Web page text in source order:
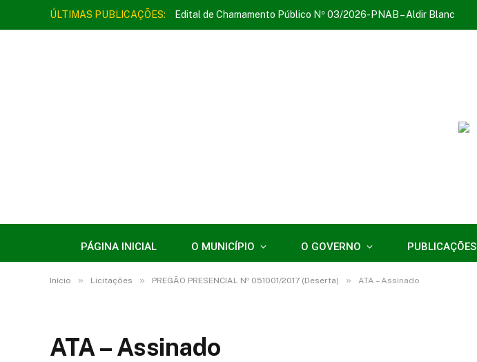
ÚLTIMAS PUBLICAÇÕES: Edital de Chamamento Público Nº 03/2026-PNAB – Aldir Blanc
PÁGINA INICIAL O MUNICÍPIO O GOVERNO PUBLICAÇÕES
Início » Licitações » PREGÃO PRESENCIAL Nº 051001/2017 (Deserta) » ATA – Assinado
ATA – Assinado